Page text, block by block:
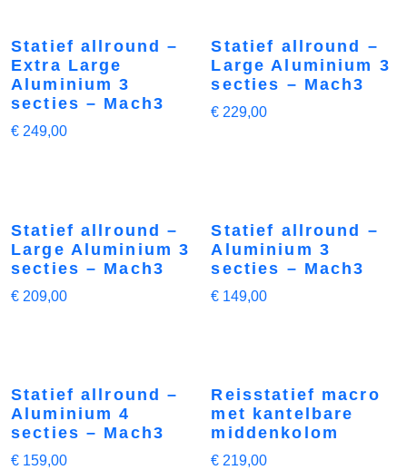
Statief allround –
Extra Large
Aluminium 3
secties – Mach3
€ 249,00
Statief allround –
Large Aluminium 3
secties – Mach3
€ 229,00
Statief allround –
Large Aluminium 3
secties – Mach3
€ 209,00
Statief allround –
Aluminium 3
secties – Mach3
€ 149,00
Statief allround –
Aluminium 4
secties – Mach3
€ 159,00
Reisstatief macro
met kantelbare
middenkolom
€ 219,00